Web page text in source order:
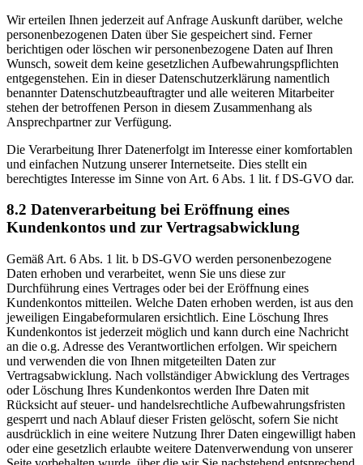
Wir erteilen Ihnen jederzeit auf Anfrage Auskunft darüber, welche
personenbezogenen Daten über Sie gespeichert sind. Ferner
berichtigen oder löschen wir personenbezogene Daten auf Ihren
Wunsch, soweit dem keine gesetzlichen Aufbewahrungspflichten
entgegenstehen. Ein in dieser Datenschutzerklärung namentlich
benannter Datenschutzbeauftragter und alle weiteren Mitarbeiter
stehen der betroffenen Person in diesem Zusammenhang als
Ansprechpartner zur Verfügung.
Die Verarbeitung Ihrer Datenerfolgt im Interesse einer komfortablen
und einfachen Nutzung unserer Internetseite. Dies stellt ein
berechtigtes Interesse im Sinne von Art. 6 Abs. 1 lit. f DS-GVO dar.
8.2 Datenverarbeitung bei Eröffnung eines
Kundenkontos und zur Vertragsabwicklung
Gemäß Art. 6 Abs. 1 lit. b DS-GVO werden personenbezogene
Daten erhoben und verarbeitet, wenn Sie uns diese zur
Durchführung eines Vertrages oder bei der Eröffnung eines
Kundenkontos mitteilen. Welche Daten erhoben werden, ist aus den
jeweiligen Eingabeformularen ersichtlich. Eine Löschung Ihres
Kundenkontos ist jederzeit möglich und kann durch eine Nachricht
an die o.g. Adresse des Verantwortlichen erfolgen. Wir speichern
und verwenden die von Ihnen mitgeteilten Daten zur
Vertragsabwicklung. Nach vollständiger Abwicklung des Vertrages
oder Löschung Ihres Kundenkontos werden Ihre Daten mit
Rücksicht auf steuer- und handelsrechtliche Aufbewahrungsfristen
gesperrt und nach Ablauf dieser Fristen gelöscht, sofern Sie nicht
ausdrücklich in eine weitere Nutzung Ihrer Daten eingewilligt haben
oder eine gesetzlich erlaubte weitere Datenverwendung von unserer